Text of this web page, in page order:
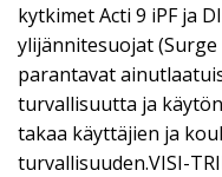
kytkimet Acti 9 iPF ja
ylijännitesuojat (Surge
parantavat
turvallisuutta ja
takaa käyttäjien ja
turvallisuuden.VISI-